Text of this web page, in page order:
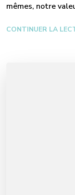
mêmes, notre
CONTINUER LA